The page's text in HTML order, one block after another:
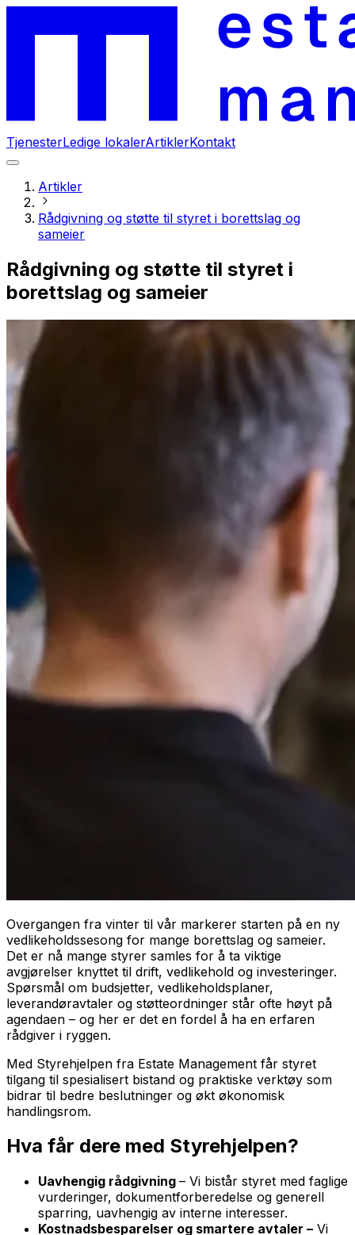
TjenesterLedige lokalerArtiklerKontakt
Artikler
Rådgivning og støtte til styret i borettslag og
sameier
Rådgivning og støtte til styret i
borettslag og sameier
Overgangen fra vinter til vår markerer starten på en ny
vedlikeholdssesong for mange borettslag og sameier.
Det er nå mange styrer samles for å ta viktige
avgjørelser knyttet til drift, vedlikehold og investeringer.
Spørsmål om budsjetter, vedlikeholdsplaner,
leverandøravtaler og støtteordninger står ofte høyt på
agendaen – og her er det en fordel å ha en erfaren
rådgiver i ryggen.
Med Styrehjelpen fra Estate Management får styret
tilgang til spesialisert bistand og praktiske verktøy som
bidrar til bedre beslutninger og økt økonomisk
handlingsrom.
Hva får dere med Styrehjelpen?
Uavhengig rådgivning – Vi bistår styret med faglige
vurderinger, dokumentforberedelse og generell
sparring, uavhengig av interne interesser.
Kostnadsbesparelser og smartere avtaler – Vi